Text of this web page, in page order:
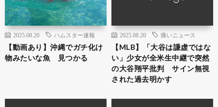
2025.08.20 ハムスター速報
【動画あり】沖縄でガチ化け
物みたいな魚 見つかる
2025.08.20 痛いニュース
【MLB】「大谷は謙虚ではな
い」少女が全米生中継で突然
の大谷翔平批判 サイン無視
された過去明かす